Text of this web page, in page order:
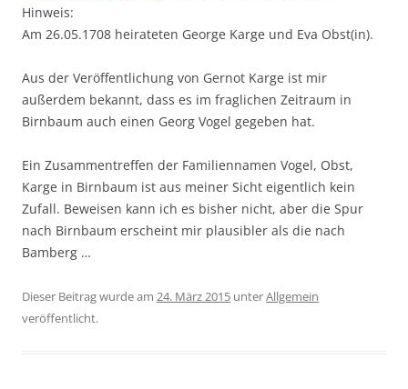
Hinweis:
Am 26.05.1708 heirateten George Karge und Eva Obst(in).
Aus der Veröffentlichung von Gernot Karge ist mir
außerdem bekannt, dass es im fraglichen Zeitraum in
Birnbaum auch einen Georg Vogel gegeben hat.
Ein Zusammentreffen der Familiennamen Vogel, Obst,
Karge in Birnbaum ist aus meiner Sicht eigentlich kein
Zufall. Beweisen kann ich es bisher nicht, aber die Spur
nach Birnbaum erscheint mir plausibler als die nach
Bamberg …
Dieser Beitrag wurde am 24. März 2015 unterAllgemein
veröffentlicht.